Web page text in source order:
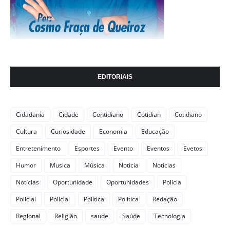
EDITORIAIS
Cidadania Cidade Contidiano Cotidian
Cotidiano
Cultura
Curiosidade Economia
Educação
Entretenimento
Esportes Evento Eventos
Evetos
Humor
Musica Música Noticia
Noticias
Notícias
Oportunidade Oportunidades
Polícia
Policial
Polícial Politica Política
Redação
Regional
Religião saude Saúde Tecnologia